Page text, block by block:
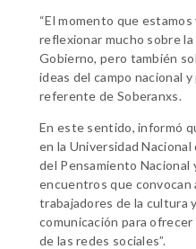
“El momento que
reflexionar mucho sobre
Gobierno, pero también
ideas del campo nacional
referente de Soberanxs.
En este sentido, informó
en la Universidad
del Pensamiento Nacional
encuentros que
trabajadores de la cultura
comunicación para
de las redes sociales”.